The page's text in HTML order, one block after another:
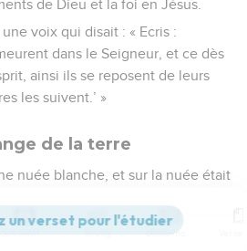
de Dieu et la foi en Jésus.
voix qui disait : « Ecris :
dans le Seigneur, et ce dès
ainsi ils se reposent de leurs
les suivent.’ »
de la terre
nuée blanche, et sur la nuée était
et à la main une faucille
Commentaires Strong